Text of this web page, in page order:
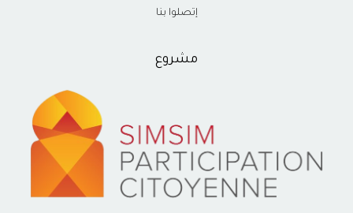
إتصلوا بنا
مشروع